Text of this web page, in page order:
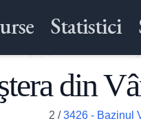
Statistici
din
2 /3426 - Bazinul